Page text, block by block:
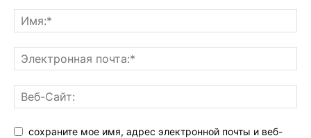
сохраните мое имя, адрес электронной почты и веб-